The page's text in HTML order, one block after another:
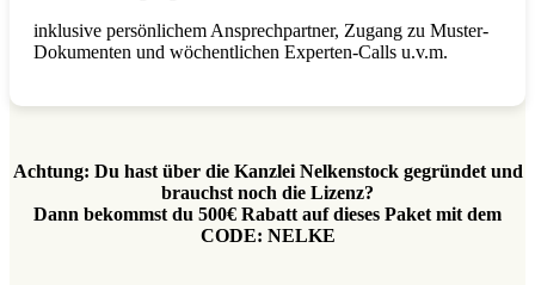
inklusive persönlichem Ansprechpartner, Zugang zu Muster-
Dokumenten und wöchentlichen Experten-Calls u.v.m.
Achtung: Du hast über die Kanzlei Nelkenstock gegründet und
brauchst noch die Lizenz?
Dann bekommst du 500€ Rabatt auf dieses Paket mit dem
CODE: NELKE